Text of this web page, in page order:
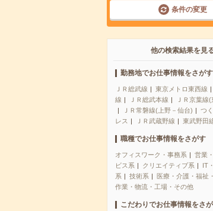
条件の変更
他の検索結果を見
勤務地でお仕事情報をさがす
ＪＲ総武線 東京メトロ東西線
線
ＪＲ総武本線
ＪＲ京葉線
ＪＲ常磐線(上野－仙台)
つ
レス
ＪＲ武蔵野線 東武野田
職種でお仕事情報をさがす
オフィスワーク・事務系
営業
ビス系
クリエイティブ系
IT
系
技術系 医療・介護・福祉
作業・物流・工場・その他
こだわりでお仕事情報をさ